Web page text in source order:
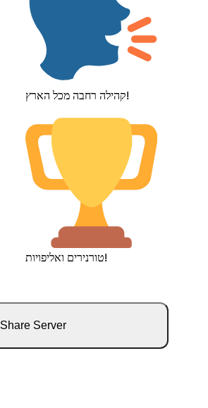
קהילה רחבה מכל הארץ!
טורנירים ואליפויות!
Share Server